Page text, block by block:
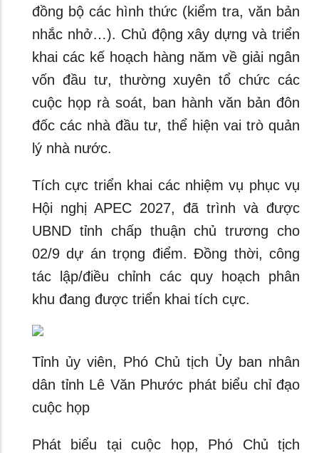
đồng bộ các hình thức (kiểm tra, văn bản
nhắc nhở…). Chủ động xây dựng và triển
khai các kế hoạch hàng năm về giải ngân
vốn đầu tư, thường xuyên tổ chức các
cuộc họp rà soát, ban hành văn bản đôn
đốc các nhà đầu tư, thể hiện vai trò quản
lý nhà nước.
Tích cực triển khai các nhiệm vụ phục vụ
Hội nghị APEC 2027, đã trình và được
UBND tỉnh chấp thuận chủ trương cho
02/9 dự án trọng điểm. Đồng thời, công
tác lập/điều chỉnh các quy hoạch phân
khu đang được triển khai tích cực.
Tỉnh ủy viên, Phó Chủ tịch Ủy ban nhân
dân tỉnh Lê Văn Phước phát biểu chỉ đạo
cuộc họp
Phát biểu tại cuộc họp, Phó Chủ tịch